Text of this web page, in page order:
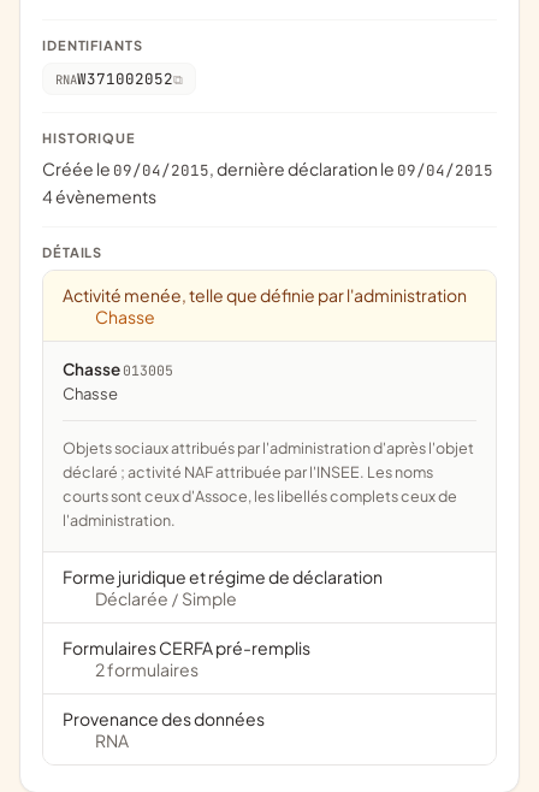
IDENTIFIANTS
RNAW371002052
HISTORIQUE
Créée le 09/04/2015, dernière déclaration le 09/04/2015
4 évènements
DÉTAILS
Activité menée, telle que définie par l'administration
Chasse
Chasse 013005
chasse
Objets sociaux attribués par l'administration d'après l'objet
déclaré ; activité NAF attribuée par l'INSEE. Les noms
courts sont ceux d'Assoce, les libellés complets ceux de
l'administration.
Forme juridique et régime de déclaration
Déclarée / Simple
Formulaires CERFA pré-remplis
2 formulaires
Provenance des données
RNA